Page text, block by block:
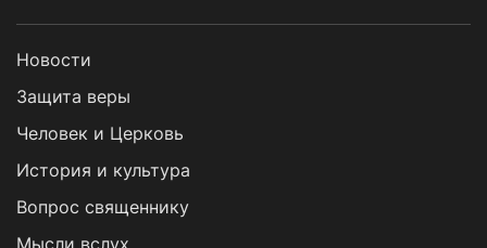
Новости
Защита веры
Человек и Церковь
История и культура
Вопрос священнику